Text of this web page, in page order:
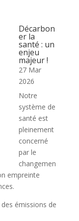
Décarbon
er la
santé : un
enjeu
majeur !
27 Mar
2026
Notre
système de
santé est
pleinement
concerné
par le
changemen
empreinte
émissions de